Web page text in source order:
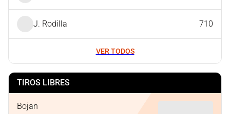
J. Rodilla 710
VER TODOS
TIROS LIBRES
Bojan